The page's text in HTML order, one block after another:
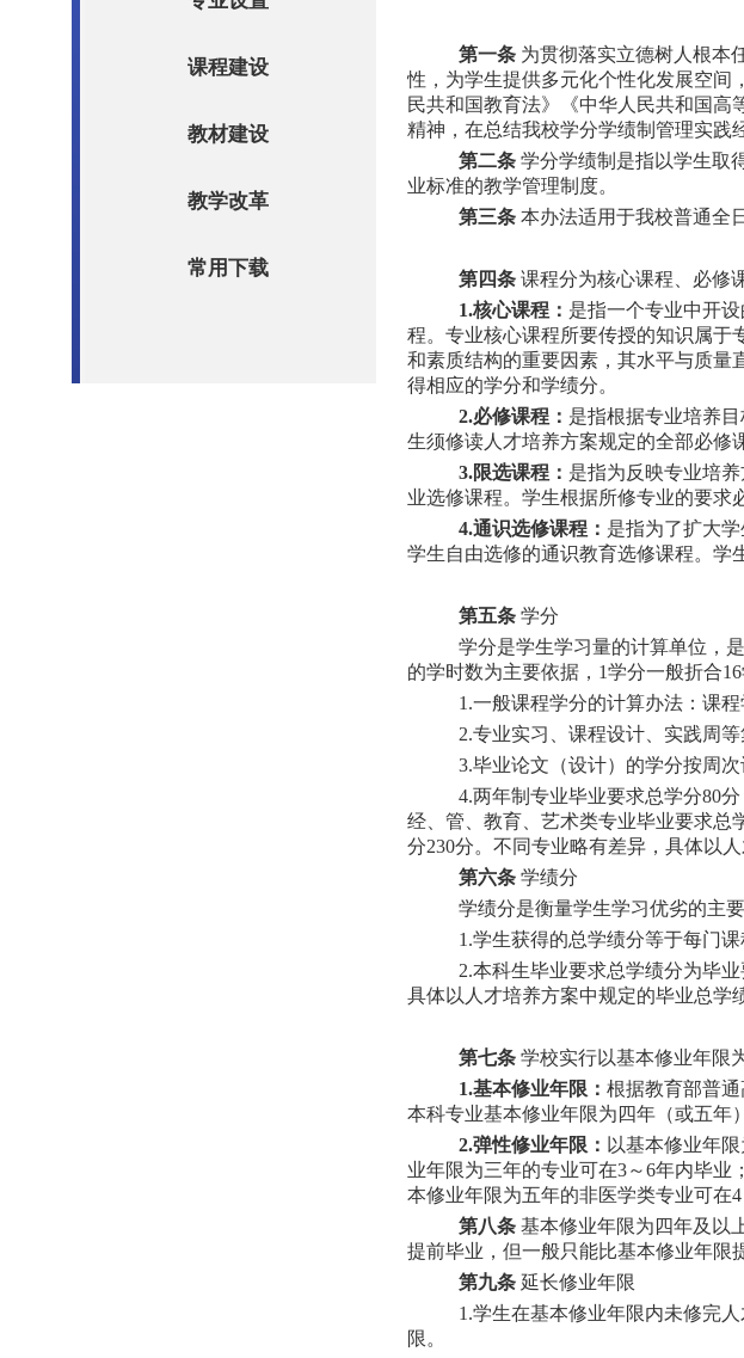
课程建设
教材建设
教学改革
常用下载
第一条 为贯彻落实立德树人根本
性，为学生提供多元化个性化发展空间
民共和国教育法》《中华人民共和国
精神，在总结我校学分学绩制管理实践
第二条学分学绩制是指以学生取
业标准的教学管理制度。
第三条本办法适用于我校普通全
第四条课程分为核心课程、必修
1.核心课程： 是指一个专业中开
程。专业核心课程所要传授的知识属于
和素质结构的重要因素，其水平与质量
得相应的学分和学绩分。
2.必修课程： 是指根据专业培养
生须修读人才培养方案规定的全部必修
3.限选课程： 是指为反映专业培
业选修课程。学生根据所修专业的要求
4.通识选修课程： 是指为了扩大
学生自由选修的通识教育选修课程。学
第五条 学分
学分是学生学习量的计算单位，
的学时数为主要依据，1学分一般折合16
1.一般课程学分的计算办法：课程
2.专业实习、课程设计、实践周
3.毕业论文（设计）的学分按周次
4.两年制专业毕业要求总学分80
经、管、教育、艺术类专业毕业要求总
分230分。不同专业略有差异，具体以
第六条学绩分
学绩分是衡量学生学习优劣的主要
1.学生获得的总学绩分等于每门课
2.本科生毕业要求总学绩分为毕
具体以人才培养方案中规定的毕业总学
第七条学校实行以基本修业年限
1.基本修业年限： 根据教育部普
本科专业基本修业年限为四年（或五年
2.弹性修业年限： 以基本修业年
业年限为三年的专业可在3～6年内毕业
本修业年限为五年的非医学类专业可在
第八条基本修业年限为四年及以
提前毕业，但一般只能比基本修业年限
第九条延长修业年限
1.学生在基本修业年限内未修完
限。